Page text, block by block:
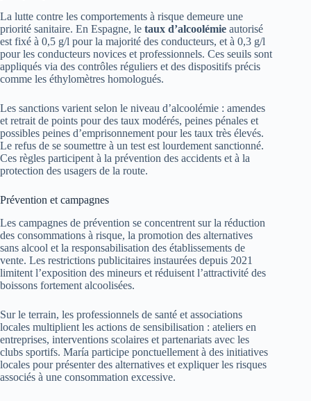
La lutte contre les comportements à risque demeure une
priorité sanitaire. En Espagne, le taux d’alcoolémie autorisé
est fixé à 0,5 g/l pour la majorité des conducteurs, et à 0,3 g/l
pour les conducteurs novices et professionnels. Ces seuils sont
appliqués via des contrôles réguliers et des dispositifs précis
comme les éthylomètres homologués.
Les sanctions varient selon le niveau d’alcoolémie : amendes
et retrait de points pour des taux modérés, peines pénales et
possibles peines d’emprisonnement pour les taux très élevés.
Le refus de se soumettre à un test est lourdement sanctionné.
Ces règles participent à la prévention des accidents et à la
protection des usagers de la route.
Prévention et campagnes
Les campagnes de prévention se concentrent sur la réduction
des consommations à risque, la promotion des alternatives
sans alcool et la responsabilisation des établissements de
vente. Les restrictions publicitaires instaurées depuis 2021
limitent l’exposition des mineurs et réduisent l’attractivité des
boissons fortement alcoolisées.
Sur le terrain, les professionnels de santé et associations
locales multiplient les actions de sensibilisation : ateliers en
entreprises, interventions scolaires et partenariats avec les
clubs sportifs. María participe ponctuellement à des initiatives
locales pour présenter des alternatives et expliquer les risques
associés à une consommation excessive.